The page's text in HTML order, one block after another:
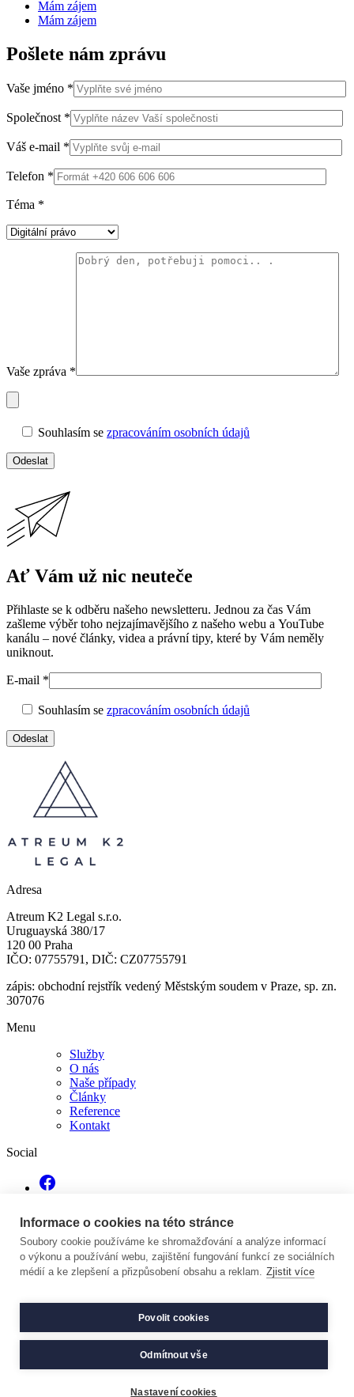
Mám zájem
Mám zájem
Pošlete nám zprávu
Vaše jméno *
Společnost *
Váš e-mail *
Telefon *
Téma *
Vaše zpráva *
Souhlasím se zpracováním osobních údajů
Ať Vám už nic neuteče
Přihlaste se k odběru našeho newsletteru. Jednou za čas Vám
zašleme výběr toho nejzajímavějšího z našeho webu a YouTube
kanálu – nové články, videa a právní tipy, které by Vám neměly
uniknout.
E-mail *
Souhlasím se zpracováním osobních údajů
Adresa
Atreum K2 Legal s.r.o.
Uruguayská 380/17
120 00 Praha
IČO: 07755791, DIČ: CZ07755791
zápis: obchodní rejstřík vedený Městským soudem v Praze, sp. zn.
307076
Menu
Služby
O nás
Naše případy
Články
Reference
Kontakt
Social
Kontakt
Zásady ochrany soukromí
Informace pro spotřebitele
Informace o cookies na této stránce
Soubory cookie používáme ke shromažďování a analýze informací
o výkonu a používání webu, zajištění fungování funkcí ze sociálních
médií a ke zlepšení a přizpůsobení obsahu a reklam. Zjistit více
Povolit cookies
Odmítnout vše
Nastavení cookies